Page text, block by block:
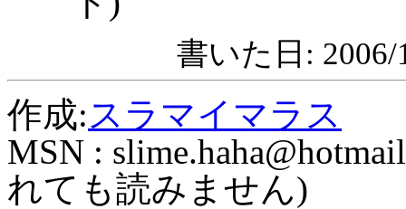
書いた日: 2006/
作成:スラマイマラス
MSN :
れても読みません)